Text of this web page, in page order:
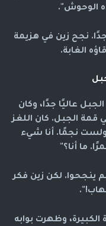
الوحوش".
نجح زين في هزيمة
الغابة.
عاليًا جدًا، وكان
الجبل. كان اللغز
نجمًا. أنا شيء
ما أنا؟"
ينجحوا. لكن زين فكر
وظهرت بوابه